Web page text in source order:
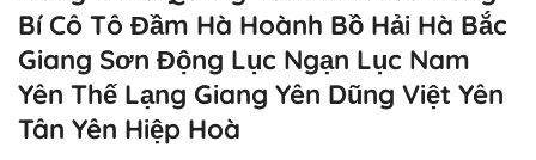
Bí Cô Tô Đầm Hà Hoành Bồ Hải Hà Bắc
Giang Sơn Động Lục Ngạn Lục Nam
Yên Thế Lạng Giang Yên Dũng Việt Yên
Tân Yên Hiệp Hoà